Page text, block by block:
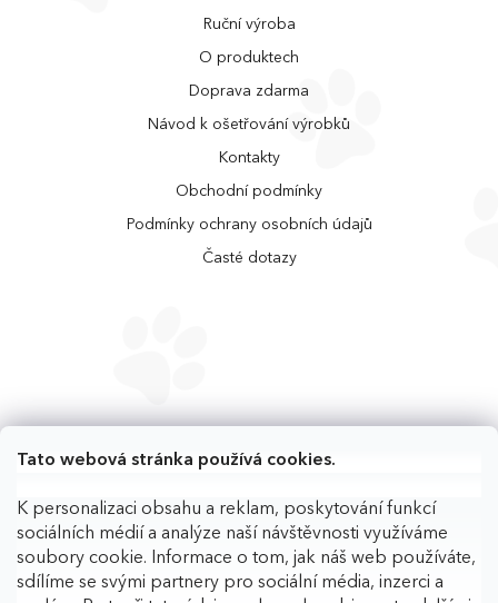
Tato webová stránka používá cookies.
K personalizaci obsahu a reklam, poskytování funkcí
sociálních médií a analýze naší návštěvnosti využíváme
soubory cookie. Informace o tom, jak náš web používáte,
sdílíme se svými partnery pro sociální média, inzerci a
Ruční výroba
O produktech
Doprava zdarma
Návod k ošetřování výrobků
Kontakty
Obchodní podmínky
Podmínky ochrany osobních údajů
Časté dotazy